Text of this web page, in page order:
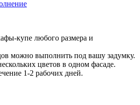
купе любого размера и
можно выполнить под вашу задумку.
цветов в одном фасаде.
1-2 рабочих дней.